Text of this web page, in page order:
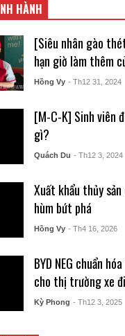
HÀNH
[Siêu nhân gào
hạn giờ làm thêm
Hồng Vy - Th12 31, 2024
[M-C-K] Sinh viên
gì?
Quách Du - Th12 3, 2024
Xuất khẩu thủy
hùm bứt phá
Hồng Vy - Th4 16, 2026
BYD NEG chuẩn
cho thị trường xe
Kỳ Phong - Th12 3, 2025